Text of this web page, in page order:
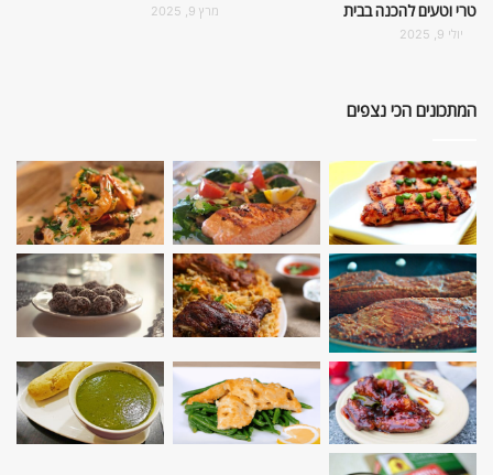
טרי וטעים להכנה בבית
יולי 9, 2025
מרץ 9, 2025
המתכונים הכי נצפים